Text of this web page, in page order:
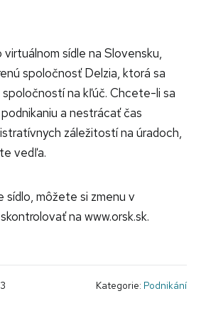
sídle na Slovensku,
spoločnosť Delzia, ktorá sa
spoločností na kľúč. Chcete-li sa
a nestrácať čas
záležitostí na úradoch,
vedľa.
sídlo, môžete si zmenu v
na www.orsk.sk.
Kategorie: Podnikání